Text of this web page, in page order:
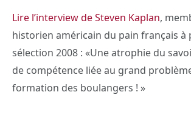
Lire l’interview de Steven Kaplan,
historien américain du pain français à
sélection 2008 : «Une atrophie du
de compétence liée au grand
formation des boulangers ! »